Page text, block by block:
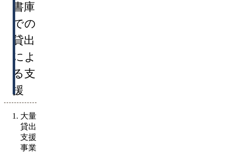
書庫
での
貸出
によ
る支
援
大量
貸出
支援
事業